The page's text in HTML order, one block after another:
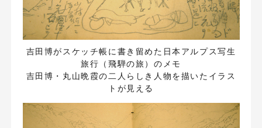
吉田博がスケッチ帳に書き留めた日本アルプス写生
旅行（飛騨の旅）のメモ
吉田博・丸山晩霞の二人らしき人物を描いたイラス
トが見える